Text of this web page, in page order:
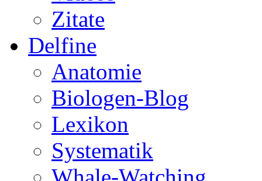
Zitate
Delfine
Anatomie
Biologen-Blog
Lexikon
Systematik